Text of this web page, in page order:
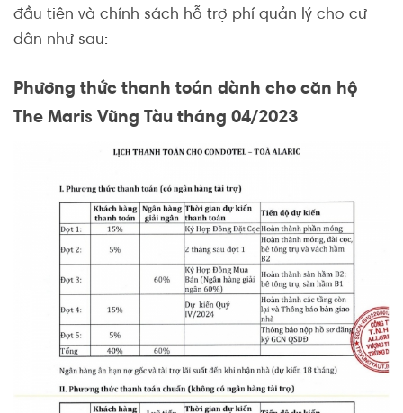
đầu tiên và chính sách hỗ trợ phí quản lý cho cư
dân như sau:
Phương thức thanh toán dành cho căn hộ
The Maris Vũng Tàu tháng 04/2023